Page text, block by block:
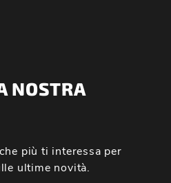
NOSTRA
più ti interessa per
ultime novità.